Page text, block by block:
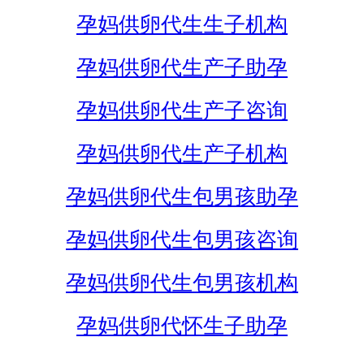
孕妈供卵代生生子机构
孕妈供卵代生产子助孕
孕妈供卵代生产子咨询
孕妈供卵代生产子机构
孕妈供卵代生包男孩助孕
孕妈供卵代生包男孩咨询
孕妈供卵代生包男孩机构
孕妈供卵代怀生子助孕